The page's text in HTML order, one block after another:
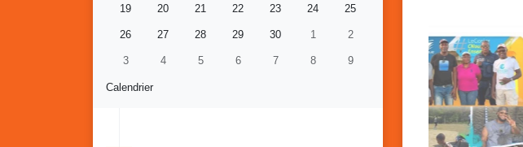
Calendrier
19 20 21 22 23 24 25
26 27 28 29 30 1 2
3 4 5 6 7 8 9